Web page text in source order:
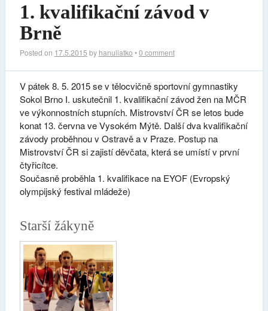
1. kvalifikační závod v
Brně
Posted on 17.5.2015 by hanuliatko •0 comment
V pátek 8. 5. 2015 se v tělocvičně sportovní gymnastiky
Sokol Brno I. uskutečnil 1. kvalifikační závod žen na MČR
ve výkonnostních stupních. Mistrovství ČR se letos bude
konat 13. června ve Vysokém Mýtě. Další dva kvalifikační
závody proběhnou v Ostravě a v Praze. Postup na
Mistrovství ČR si zajistí děvčata, která se umístí v první
čtyřicítce.
Současně proběhla 1. kvalifikace na EYOF (Evropský
olympijský festival mládeže)
Starší žákyně